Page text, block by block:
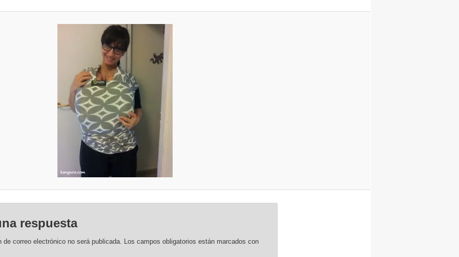
respuesta
de correo electrónico no será publicada. Los campos obligatorios están marcados con